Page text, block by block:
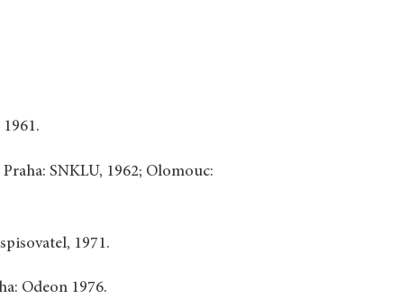
Praha: SNKLU, 1962; Olomouc:
1971.
Odeon 1976.